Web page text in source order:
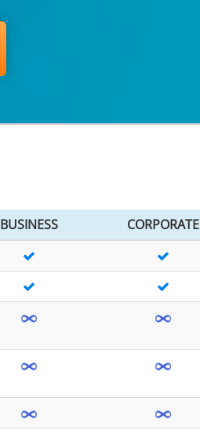
BUSINESS
CORPORATE